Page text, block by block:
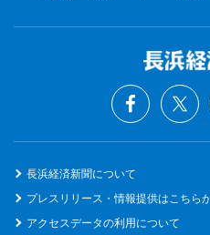
長浜経済新聞について
プレスリリース・情報提供はこちら
アクセスデータの利用について